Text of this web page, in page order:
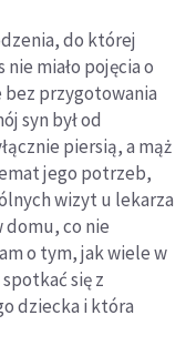
do której
miało pojęcia o
bez przygotowania
syn był od
piersią, a mąż
jego potrzeb,
wizyt u lekarza
domu, co nie
o tym, jak wiele w
się z
dziecka i która